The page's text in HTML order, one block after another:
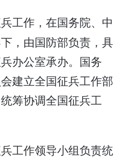
工作，在国务院、中
，由国防部负责，具
办公室承办。国务
建立全国征兵工作部
筹协调全国征兵工
工作领导小组负责统